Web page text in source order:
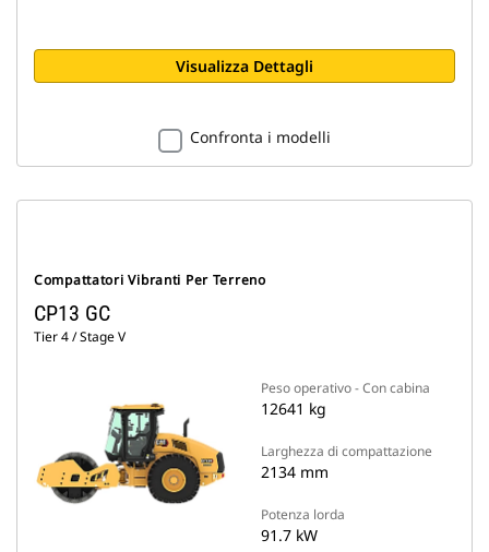
Visualizza Dettagli
Confronta i modelli
Compattatori Vibranti Per Terreno
CP13 GC
Tier 4 / Stage V
Peso operativo - Con cabina
12641 kg
Larghezza di compattazione
2134 mm
Potenza lorda
91.7 kW